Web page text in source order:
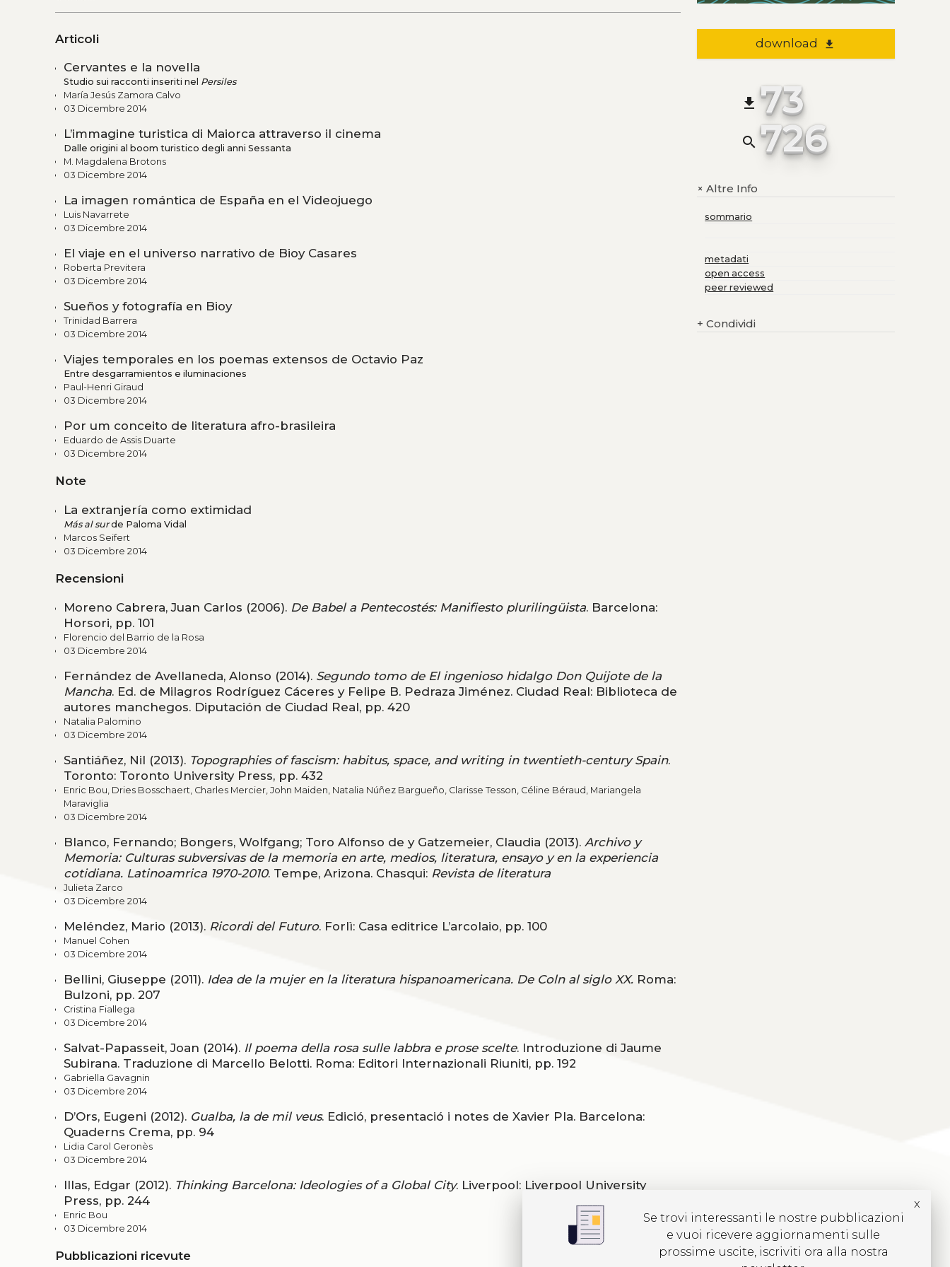
Articoli
Cervantes e la novella
Studio sui racconti inseriti nel Persiles
María Jesús Zamora Calvo
03 Dicembre 2014
L’immagine turistica di Maiorca attraverso il cinema
Dalle origini al boom turistico degli anni Sessanta
M. Magdalena Brotons
03 Dicembre 2014
La imagen romántica de España en el Videojuego
Luis Navarrete
03 Dicembre 2014
El viaje en el universo narrativo de Bioy Casares
Roberta Previtera
03 Dicembre 2014
Sueños y fotografía en Bioy
Trinidad Barrera
03 Dicembre 2014
Viajes temporales en los poemas extensos de Octavio Paz
Entre desgarramientos e iluminaciones
Paul-Henri Giraud
03 Dicembre 2014
Por um conceito de literatura afro-brasileira
Eduardo de Assis Duarte
03 Dicembre 2014
Note
La extranjería como extimidad
Más al surde Paloma Vidal
Marcos Seifert
03 Dicembre 2014
Recensioni
Moreno Cabrera, Juan Carlos (2006). De Babel a Pentecostés: Manifiesto plurilingüista. Barcelona:
Horsori, pp. 101
Florencio del Barrio de la Rosa
03 Dicembre 2014
Fernández de Avellaneda, Alonso (2014). Segundo tomo de El ingenioso hidalgo Don Quijote de la
Mancha. Ed. de Milagros Rodríguez Cáceres y Felipe B. Pedraza Jiménez. Ciudad Real: Biblioteca de
autores manchegos. Diputación de Ciudad Real, pp. 420
Natalia Palomino
03 Dicembre 2014
Santiáñez, Nil (2013). Topographies of fascism: habitus, space, and writing in twentieth-century Spain.
Toronto: Toronto University Press, pp. 432
Enric Bou, Dries Bosschaert, Charles Mercier, John Maiden, Natalia Núñez Bargueño, Clarisse Tesson, Céline Béraud, Mariangela
Maraviglia
03 Dicembre 2014
Blanco, Fernando; Bongers, Wolfgang; Toro Alfonso de y Gatzemeier, Claudia (2013). Archivo y
Memoria: Culturas subversivas de la memoria en arte, medios, literatura, ensayo y en la experiencia
cotidiana. Latinoamrica 1970-2010. Tempe, Arizona. Chasqui: Revista de literatura
Julieta Zarco
03 Dicembre 2014
Meléndez, Mario (2013). Ricordi del Futuro. Forlì: Casa editrice L’arcolaio, pp. 100
Manuel Cohen
03 Dicembre 2014
Bellini, Giuseppe (2011). Idea de la mujer en la literatura hispanoamericana. De Coln al siglo XX. Roma:
Bulzoni, pp. 207
Cristina Fiallega
03 Dicembre 2014
Salvat-Papasseit, Joan (2014). Il poema della rosa sulle labbra e prose scelte. Introduzione di Jaume
Subirana. Traduzione di Marcello Belotti. Roma: Editori Internazionali Riuniti, pp. 192
Gabriella Gavagnin
03 Dicembre 2014
D’Ors, Eugeni (2012). Gualba, la de mil veus. Edició, presentació i notes de Xavier Pla. Barcelona:
Quaderns Crema, pp. 94
Lidia Carol Geronès
03 Dicembre 2014
Illas, Edgar (2012). Thinking Barcelona: Ideologies of a Global City. Liverpool: Liverpool University
Press, pp. 244
Enric Bou
03 Dicembre 2014
Pubblicazioni ricevute
download file_download
file_download 73
search 726
+Altre Info
sommario
metadati
open access
peer reviewed
+ Condividi
Se trovi interessanti le nostre pubblicazioni
e vuoi ricevere aggiornamenti sulle
prossime uscite, iscriviti ora alla nostra
x